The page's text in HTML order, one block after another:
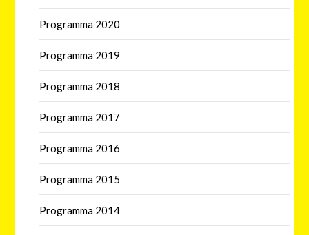
Programma 2020
Programma 2019
Programma 2018
Programma 2017
Programma 2016
Programma 2015
Programma 2014